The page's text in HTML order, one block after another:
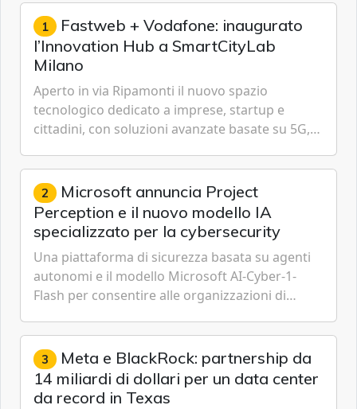
1 Fastweb + Vodafone: inaugurato
l’Innovation Hub a SmartCityLab
Milano
Aperto in via Ripamonti il nuovo spazio
tecnologico dedicato a imprese, startup e
cittadini, con soluzioni avanzate basate su 5G,
Cybersecurity.
2 Microsoft annuncia Project
Perception e il nuovo modello IA
specializzato per la cybersecurity
Una piattaforma di sicurezza basata su agenti
autonomi e il modello Microsoft AI-Cyber-1-
Flash per consentire alle organizzazioni di
gestione continua del rischio.
3 Meta e BlackRock: partnership da
14 miliardi di dollari per un data center
da record in Texas